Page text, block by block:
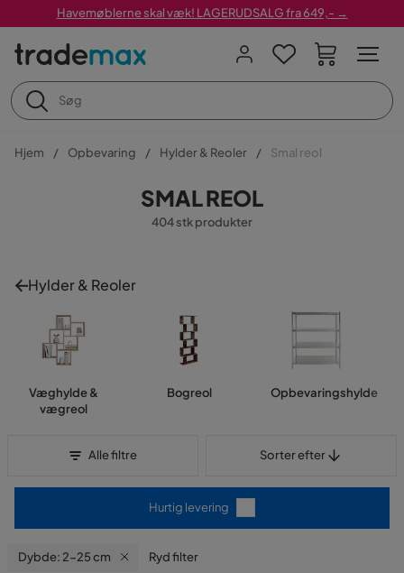
Havemøblerne skal væk! LAGERUDSALG fra 649,- →
Hjem Opbevaring Hylder & Reoler Smal reol
SMAL REOL
404 stk produkter
Hylder & Reoler
Væghylde &
vægreol
Bogreol Opbevaringshylde
Alle filtre Sorter efter
Hurtig levering
Dybde: 2-25 cm Ryd filter